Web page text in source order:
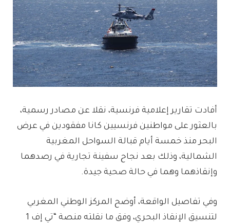
أفادت تقارير إعلامية فرنسية، نقلا عن مصادر رسمية،
بالعثور على مواطنين فرنسيين كانا مفقودين في عرض
البحر منذ خمسة أيام قبالة السواحل المغربية
الشمالية، وذلك بعد نجاح سفينة تجارية في رصدهما
وإنقاذهما وهما في حالة صحية جيدة.
​وفي تفاصيل الواقعة، أوضح المركز الوطني المغربي
لتنسيق الإنقاذ البحري، وفق ما نقلته منصة “تي إف 1